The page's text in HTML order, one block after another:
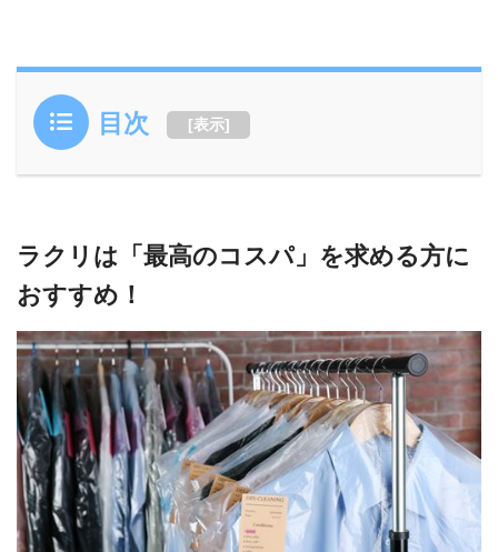
目次 [表示]
ラクリは「最高のコスパ」を求める方に
おすすめ！